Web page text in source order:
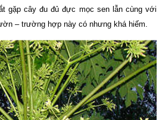
gặp cây đu đủ đực mọc sen lẫn cùng với
– trường hợp này có nhưng khá hiếm.